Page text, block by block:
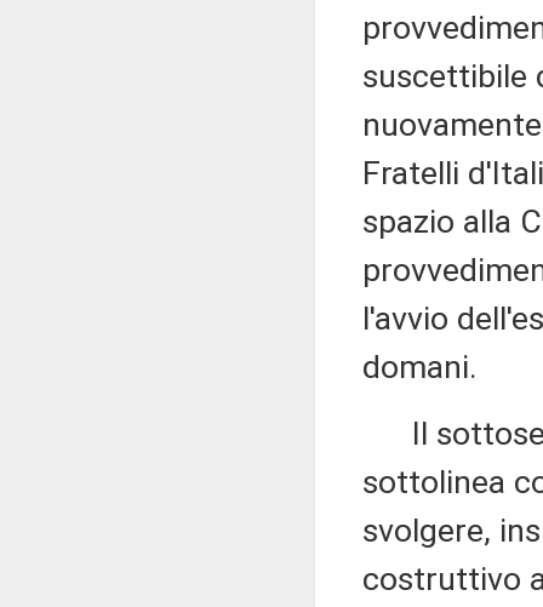
suscettibile
Fratelli
spazio alla
l'avvio
domani.
Il
sottolinea
svolgere,
costruttivo